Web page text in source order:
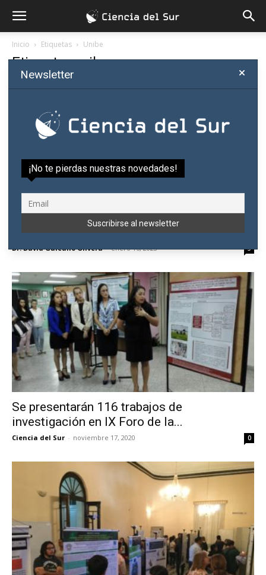
Inicio Etiquetas Unibe
Etiqueta: unibe
Nidia Sanabria: una maestra que trabajó por
una educación de excelencia...
Dr. David Galeano Olivera - enero 16, 2023 5
Se presentarán 116 trabajos de
investigación en IX Foro de la...
Ciencia del Sur - noviembre 17, 2020 0
Newsletter
¡No te pierdas nuestras novedades!